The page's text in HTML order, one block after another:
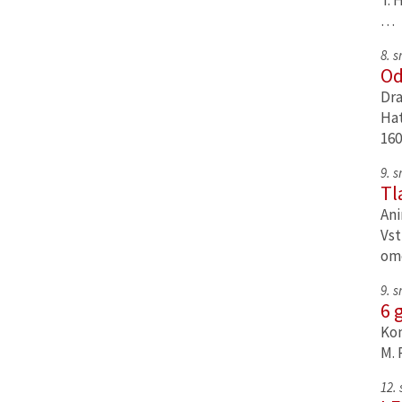
…
8.
9.
9.
6
M.
12.